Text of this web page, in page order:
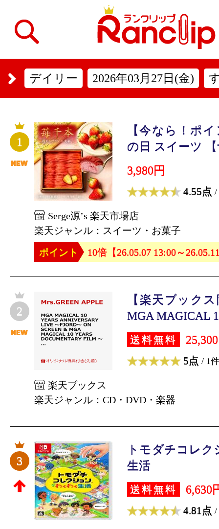
デイリー 2026年03月27日(金)
1
【今なら！ポ
の日 スイーツ
3,980円
4.55点 /
Serge源’s 楽天市場店
楽天ジャンル：スイーツ・お菓子
ポイント
10倍【26.05.07 13:00～
2
【楽天ブック
MGA MAGICAL
送料無料
5点 / 1件
楽天ブックス
楽天ジャンル：CD・DVD・楽器
3
トモダチコレ
生活
送料無料 6,630
4.81点 /